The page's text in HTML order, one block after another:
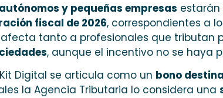
y pequeñas empresas estarán
fiscal de 2026, correspondientes a
afecta tanto a profesionales que tributan
, aunque el incentivo no se haya
Digital se articula como un bono
la Agencia Tributaria lo considera una